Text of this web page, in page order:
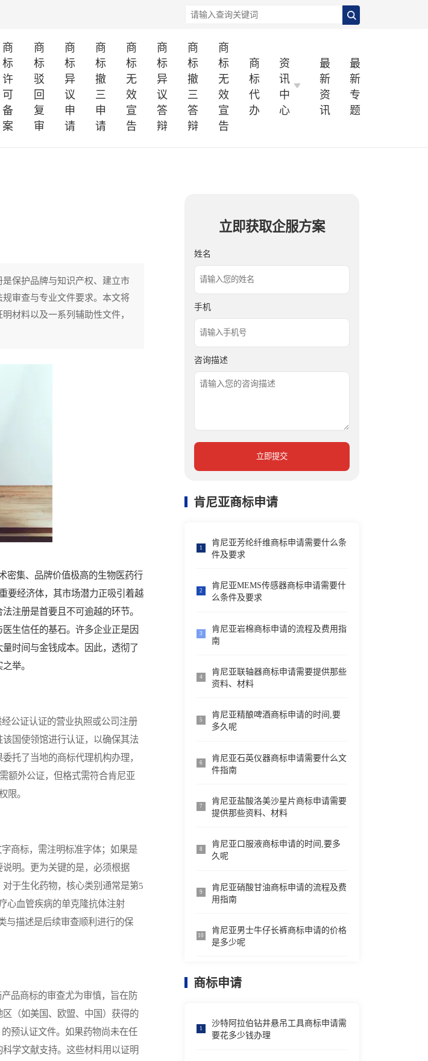
商
标
许
可
备
案
商
标
驳
回
复
审
商
标
异
议
申
请
商
标
撤
三
申
请
商
标
无
效
宣
告
商
标
异
议
答
辩
商
标
撤
三
答
辩
商
标
无
效
宣
告
商
标
代
办
资
讯
中
心
最
新
资
讯
最
新
专
题
保护品牌与知识产权、建立市
审查与专业文件要求。本文将
材料以及一系列辅助性文件，
集、品牌价值极高的生物医药行
要经济体，其市场潜力正吸引着越
注册是首要且不可逾越的环节。
生信任的基石。许多企业正是因
时间与金钱成本。因此，透彻了
举。
公证认证的营业执照或公司注册
国使领馆进行认证，以确保其法
托了当地的商标代理机构办理，
额外公证，但格式需符合肯尼亚
限。
商标，需注明标准字体；如果是
明。更为关键的是，必须根据
于生化药物，核心类别通常是第5
心血管疾病的单克隆抗体注射
与描述是后续审查顺利进行的保
品商标的审查尤为审慎，旨在防
（如美国、欧盟、中国）获得的
预认证文件。如果药物尚未在任
学文献支持。这些材料用以证明
立即获取企服方案
姓名
手机
咨询描述
立即提交
肯尼亚商标申请
1
肯尼亚芳纶纤维商标申请需要什么条
件及要求
2
肯尼亚MEMS传感器商标申请需要什
么条件及要求
3
肯尼亚岩棉商标申请的流程及费用指
南
4
肯尼亚联轴器商标申请需要提供那些
资料、材料
5
肯尼亚精酿啤酒商标申请的时间,要
多久呢
6
肯尼亚石英仪器商标申请需要什么文
件指南
7
肯尼亚盐酸洛美沙星片商标申请需要
提供那些资料、材料
8
肯尼亚口服液商标申请的时间,要多
久呢
9
肯尼亚硝酸甘油商标申请的流程及费
用指南
10
肯尼亚男士牛仔长裤商标申请的价格
是多少呢
商标申请
1
沙特阿拉伯钻井悬吊工具商标申请需
要花多少钱办理